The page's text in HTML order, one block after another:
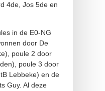
4de, Jos 5de en
in de E0-NG
door De
poule 2 door
poule 3 door
Lebbeke) en de
Guy. Al deze